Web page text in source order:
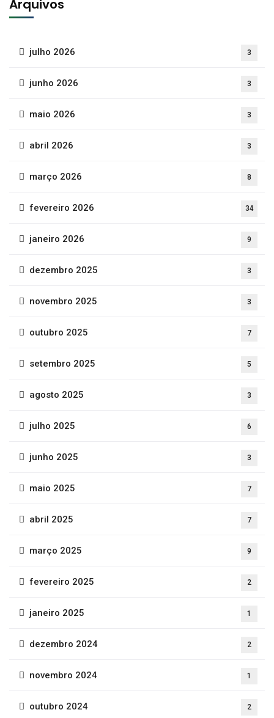
Arquivos
julho 2026 3
junho 2026 3
maio 2026 3
abril 2026 3
março 2026 8
fevereiro 2026 34
janeiro 2026 9
dezembro 2025 3
novembro 2025 3
outubro 2025 7
setembro 2025 5
agosto 2025 3
julho 2025 6
junho 2025 3
maio 2025 7
abril 2025 7
março 2025 9
fevereiro 2025 2
janeiro 2025 1
dezembro 2024 2
novembro 2024 1
outubro 2024 2